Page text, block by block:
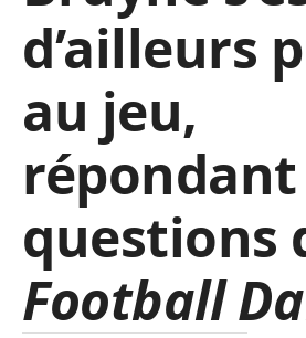
d’ailleurs
au jeu,
questions
Football